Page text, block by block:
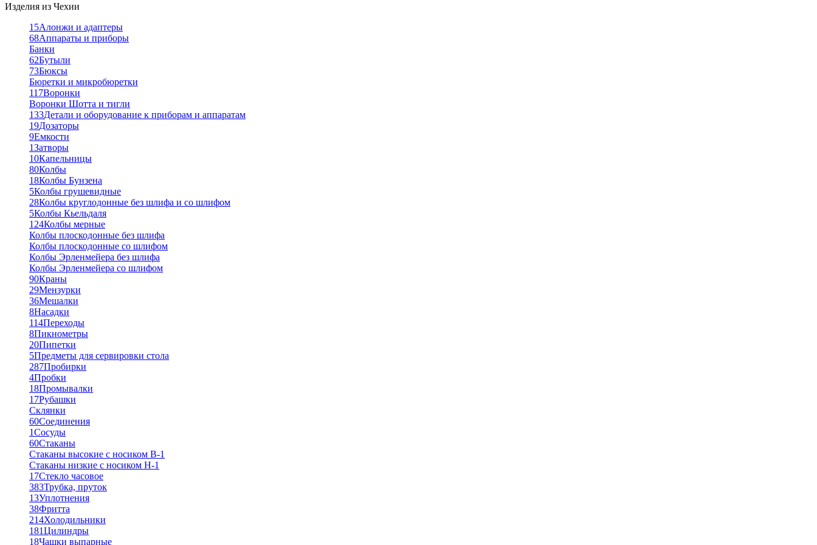
Изделия из Чехии
15Алонжи и адаптеры
68Аппараты и приборы
Банки
62Бутыли
73Бюксы
Бюретки и микробюретки
117Воронки
Воронки Шотта и тигли
133Детали и оборудование к приборам и аппаратам
19Дозаторы
9Емкости
1Затворы
10Капельницы
80Колбы
18Колбы Бунзена
5Колбы грушевидные
28Колбы круглодонные без шлифа и со шлифом
5Колбы Кьельдаля
124Колбы мерные
Колбы плоскодонные без шлифа
Колбы плоскодонные со шлифом
Колбы Эрленмейера без шлифа
Колбы Эрленмейера со шлифом
90Краны
29Мензурки
36Мешалки
8Насадки
114Переходы
8Пикнометры
20Пипетки
5Предметы для сервировки стола
287Пробирки
4Пробки
18Промывалки
17Рубашки
Склянки
60Соединения
1Сосуды
60Стаканы
Стаканы высокие с носиком В-1
Стаканы низкие с носиком Н-1
17Стекло часовое
383Трубка, пруток
13Уплотнения
38Фритта
214Холодильники
181Цилиндры
18Чашки выпарные